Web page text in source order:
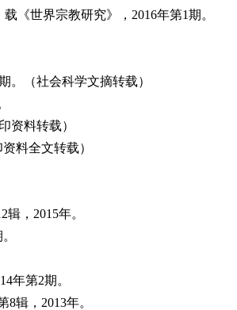
《世界宗教研究》， 2016年第1期。
。（社会科学文摘转载）
资料转载）
料全文转载）
辑， 2015年。
年第2期。
8辑， 2013年。